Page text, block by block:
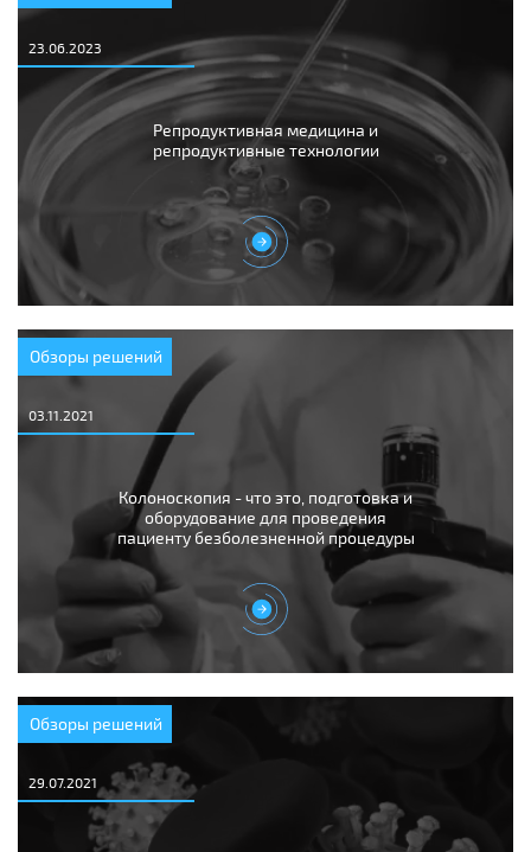
23.06.2023
Репродуктивная медицина и
репродуктивные технологии
Обзоры решений
03.11.2021
Колоноскопия - что это, подготовка и
оборудование для проведения
пациенту безболезненной процедуры
Обзоры решений
29.07.2021